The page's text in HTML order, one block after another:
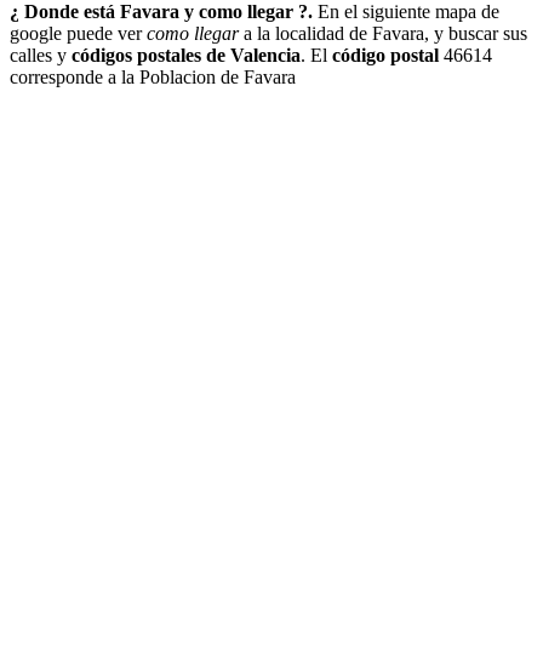
¿ Donde está Favara y como llegar ?. En el siguiente mapa de
google puede vercomo llegara la localidad de Favara, y buscar sus
calles y códigos postales de Valencia. El código postal 46614
corresponde a la Poblacion de Favara